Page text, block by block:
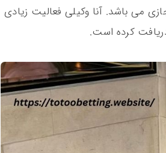
باشد. آنا وکیلی فعالیت زیادی
کرده است.